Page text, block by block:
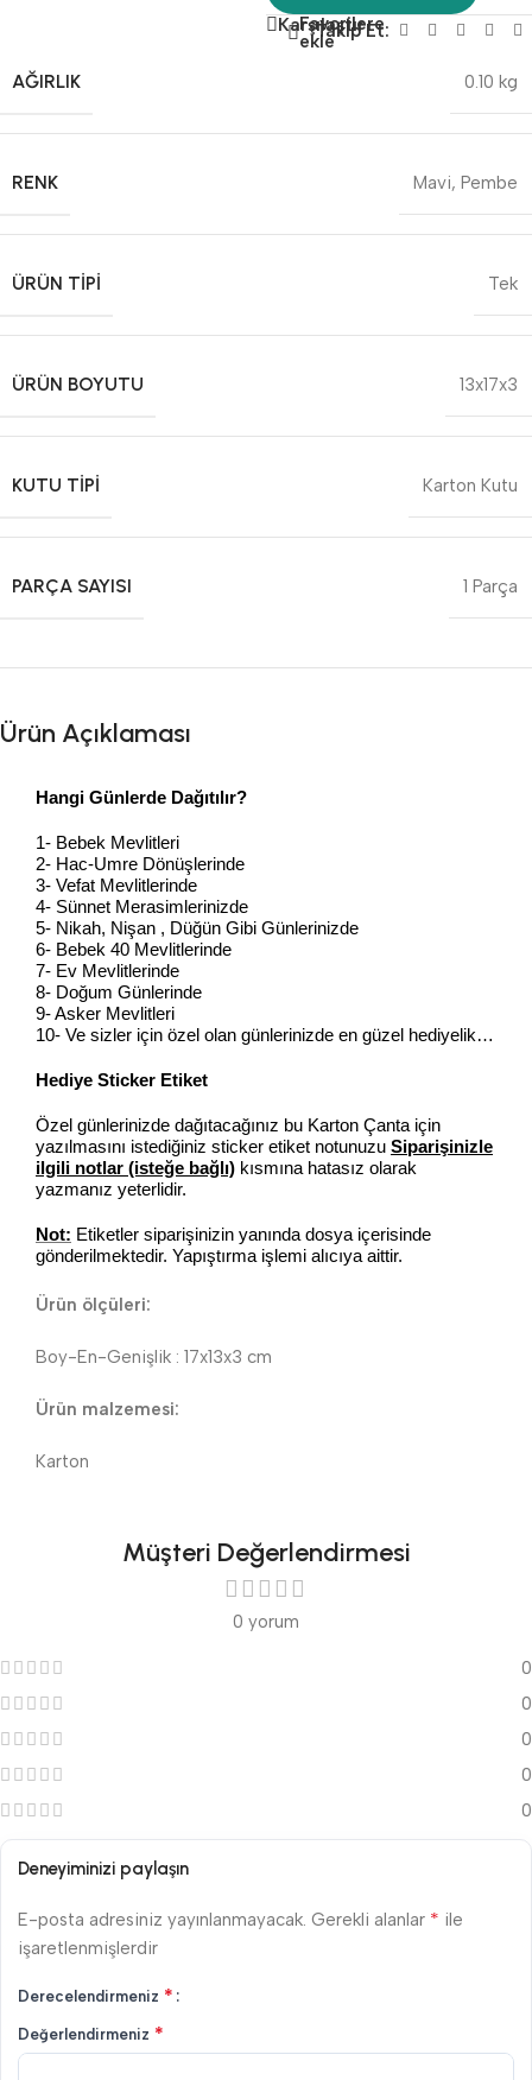
Karşılaştır
Favorilere
ekleTakip Et:
AĞIRLIK 0.10 kg
RENK Mavi, Pembe
ÜRÜN TIPI Tek
ÜRÜN BOYUTU 13x17x3
KUTU TIPI Karton Kutu
PARÇA SAYISI 1 Parça
Ürün Açıklaması
Hangi Günlerde Dağıtılır?
1- Bebek Mevlitleri
2- Hac-Umre Dönüşlerinde
3- Vefat Mevlitlerinde
4- Sünnet Merasimlerinizde
5- Nikah, Nişan , Düğün Gibi Günlerinizde
6- Bebek 40 Mevlitlerinde
7- Ev Mevlitlerinde
8- Doğum Günlerinde
9- Asker Mevlitleri
10- Ve sizler için özel olan günlerinizde en güzel hediyelik…
Hediye Sticker Etiket
Özel günlerinizde dağıtacağınız bu Karton Çanta için
yazılmasını istediğiniz sticker etiket notunuzu Siparişinizle
ilgili notlar (isteğe bağlı) kısmına hatasız olarak
yazmanız yeterlidir.
Not: Etiketler siparişinizin yanında dosya içerisinde
gönderilmektedir. Yapıştırma işlemi alıcıya aittir.
Ürün ölçüleri:
Boy-En-Genişlik : 17x13x3 cm
Ürün malzemesi:
Karton
Müşteri Değerlendirmesi
0 yorum
0
0
0
0
0
Deneyiminizi paylaşın
E-posta adresiniz yayınlanmayacak. Gerekli alanlar * ile
işaretlenmişlerdir
Derecelendirmeniz *
Değerlendirmeniz *